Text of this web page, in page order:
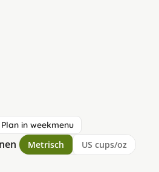
Plan in weekmenu
Metrisch US cups/oz